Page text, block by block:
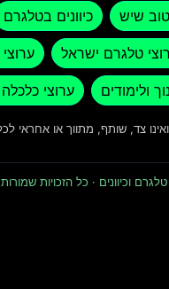
טוב שיש כיוונים בטלגרם
טלגרם ישראל
ולימודים ערוצי כלכלה
צד, שותף, מתווך או